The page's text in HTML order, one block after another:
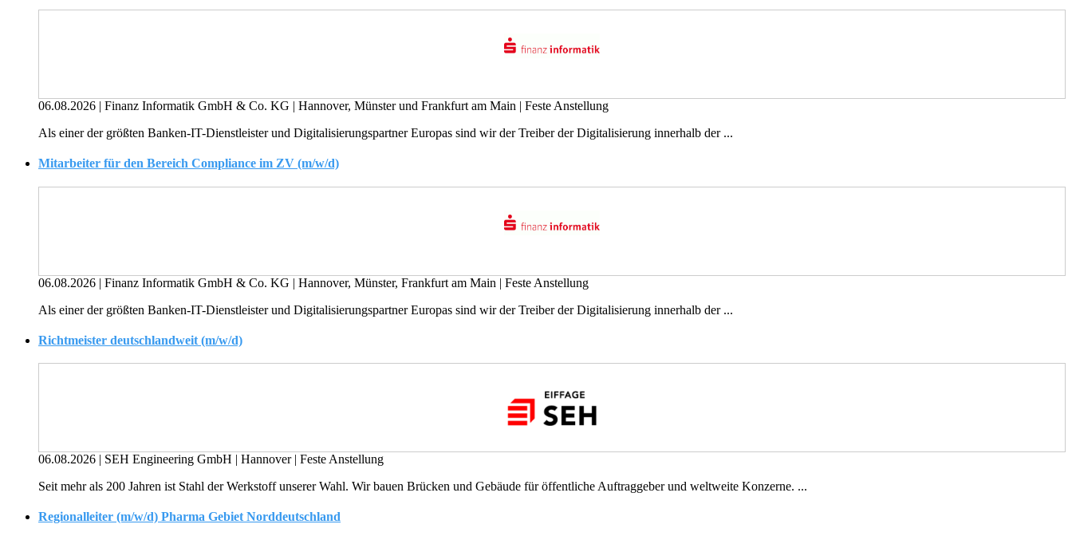
06.08.2026 | Finanz Informatik GmbH & Co. KG | Hannover, Münster und Frankfurt am Main | Feste Anstellung
Als einer der größten Banken-IT-Dienstleister und Digitalisierungspartner Europas sind wir der Treiber der Digitalisierung innerhalb der ...
Mitarbeiter für den Bereich Compliance im ZV (m/w/d)
06.08.2026 | Finanz Informatik GmbH & Co. KG | Hannover, Münster, Frankfurt am Main | Feste Anstellung
Als einer der größten Banken-IT-Dienstleister und Digitalisierungspartner Europas sind wir der Treiber der Digitalisierung innerhalb der ...
Richtmeister deutschlandweit (m/w/d)
06.08.2026 SEH Engineering GmbH Hannover Feste Anstellung
Seit mehr als 200 Jahren ist Stahl der Werkstoff unserer Wahl. Wir bauen Brücken und Gebäude für öffentliche Auftraggeber und weltweite Konzerne. ...
Regionalleiter (m/w/d) Pharma Gebiet Norddeutschland